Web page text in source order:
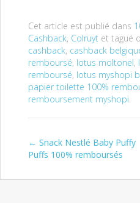
Cet article est publié dans
Cashback, Colruyt et tagué
cashback, cashback
remboursé, lotus moltonel,
remboursé, lotus myshopi
papier toilette 100%
remboursement myshopi
Post
← Snack Nestlé Baby Puffy
Puffs 100% remboursés